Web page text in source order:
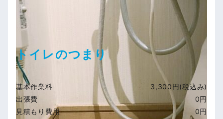
トイレのつまり
基本作業料
3,300円(税込み)
出張費
0円
見積もり費用
0円